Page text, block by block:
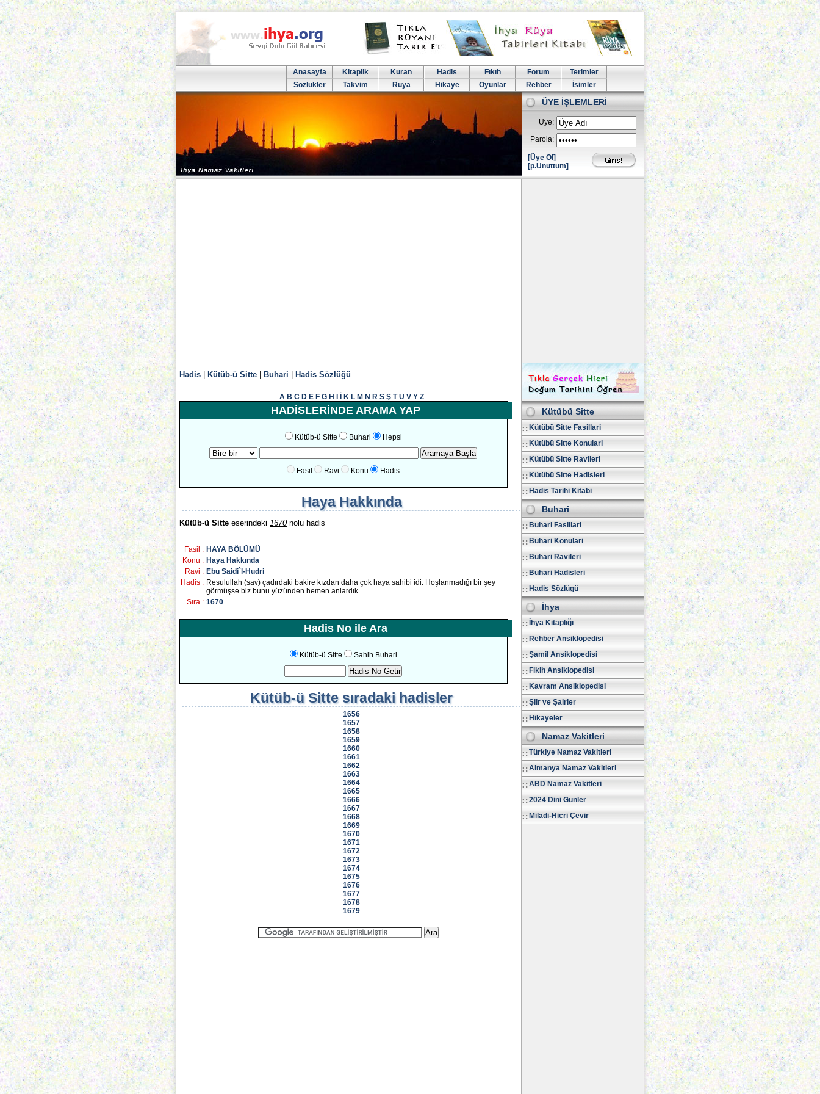
Anasayfa Kitaplik Kuran Hadis Fıkıh Forum
Terimler
Sözlükler
Takvim Rüya Hikaye Oyunlar Rehber İsimler
ÜYE İŞLEMLERİ
Üye:
Parola:
[Üye Ol]
[p.Unuttum]
Hadis Kütüb-ü Sitte Buhari Hadis Sözlüğü
A B C D E F G H K L M N R S Ş T U V Y Z
HADİSLERİNDE ARAMA YAP
Kütüb-ü Sitte Buhari Hepsi
Fasil Ravi Konu Hadis
Haya Hakkında
Kütüb-ü Sitte eserindeki 1670nolu hadis
Fasil : HAYA BÖLÜMÜ
Konu : Haya Hakkında
Ravi : Ebu Saidi`l-Hudri
Hadis : Resulullah (sav) çadırdaki bakire kızdan daha çok haya sahibi idi. Hoşlanmadığı bir şey
görmüşse biz bunu yüzünden hemen anlardık.
Sıra : 1670
Hadis No ile Ara
Kütüb-ü Sitte Sahih Buhari
Kütüb-ü Sittesıradaki hadisler
1656
1657
1658
1659
1660
1661
1662
1663
1664
1665
1666
1667
1668
1669
1670
1671
1672
1673
1674
1675
1676
1677
1678
1679
Kütübü Sitte
Kütübü Sitte Fasillari
Kütübü Sitte Konulari
Kütübü Sitte Ravileri
Kütübü Sitte Hadisleri
Hadis Tarihi Kitabi
Buhari
Buhari Fasillari
Buhari Konulari
Buhari Ravileri
Buhari Hadisleri
Hadis Sözlügü
İhya
İhya Kitaplığı
Rehber Ansiklopedisi
Şamil Ansiklopedisi
Fikih Ansiklopedisi
Kavram Ansiklopedisi
Şiir ve Şairler
Hikayeler
Namaz Vakitleri
Türkiye Namaz Vakitleri
Almanya Namaz Vakitleri
ABD Namaz Vakitleri
2024 Dini Günler
Miladi-Hicri Çevir